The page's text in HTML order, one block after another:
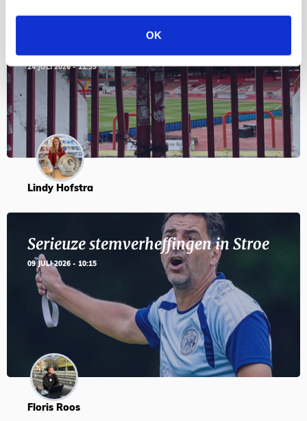
OK
24 JULI 2026 - 11:59
Lindy Hofstra
Serieuze stemverheffingen in Stroe
09 JULI 2026 - 10:15
Floris Roos